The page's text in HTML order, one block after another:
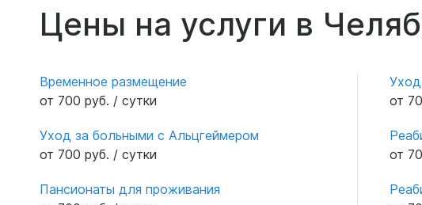
Цены на услуги в
Временное размещение
от 700 руб. / сутки
Уход за больными с Альцгеймером
от 700 руб. / сутки
Пансионаты для проживания
от
от